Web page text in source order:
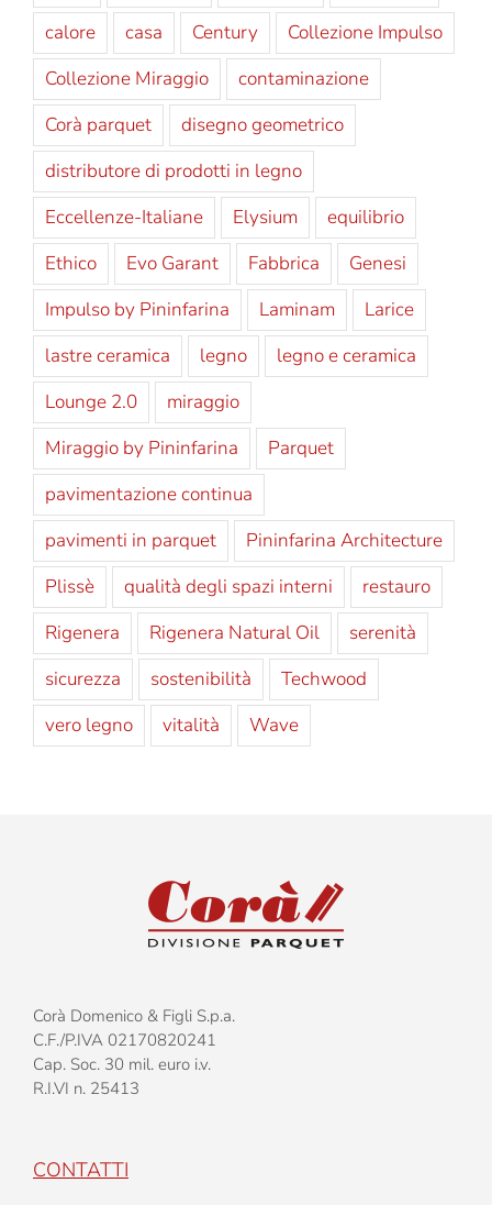
calore casa Century
Collezione Impulso
Collezione Miraggio
contaminazione
Corà parquet
disegno geometrico
distributore di prodotti in legno
Eccellenze-Italiane
Elysium
equilibrio
Ethico
Evo Garant Fabbrica
Genesi
Impulso by Pininfarina
Laminam
Larice
lastre ceramica
legno
legno e ceramica
Lounge 2.0
miraggio
Miraggio by Pininfarina
Parquet
pavimentazione continua
pavimenti in parquet
Pininfarina Architecture
Plissè
qualità degli spazi interni
restauro
Rigenera
Rigenera Natural Oil
serenità
sicurezza
sostenibilità
Techwood
vero legno
vitalità Wave
Corà Domenico & Figli S.p.a.
C.F./P.IVA 02170820241
Cap. Soc. 30 mil. euro i.v.
R.I.VI n. 25413
CONTATTI